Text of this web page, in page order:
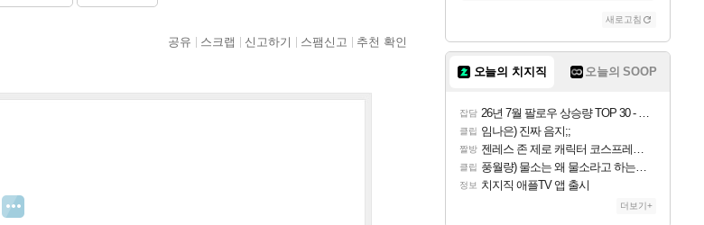
공유 스크랩 신고하기 스팸신고 추천 확인
새로고침
오늘의 치지직 오늘의 SOOP
잡담 26년 7월 팔로우 상승량 TOP 30 - 월간 치지직
클립 임나은) 진짜 음지;;
짤방 젠레스 존 제로 캐릭터 코스프레한 꽁주
클립 풍월량) 물소는 왜 물소라고 하는거야? 아! 그만 ㅋㅋ 알았어 ㅋㅋ
정보 치지직 애플TV 앱 출시
더보기+